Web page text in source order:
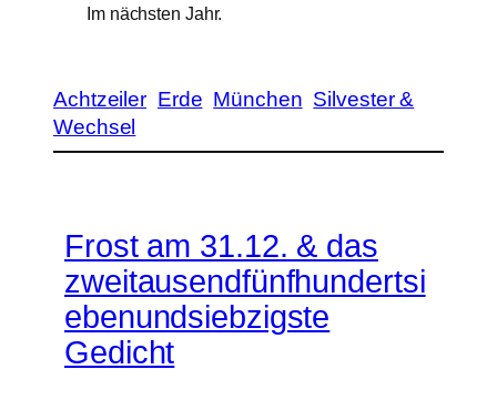
Im nächsten Jahr.
Achtzeiler Erde München Silvester &
Wechsel
Frost am 31.12. & das
zweitausendfünfhundertsi
ebenundsiebzigste
Gedicht